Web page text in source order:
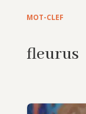
MOT-CLEF
fleurus